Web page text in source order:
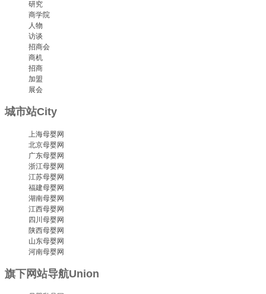
研究
商学院
人物
访谈
招商会
商机
招商
加盟
展会
城市站City
上海母婴网
北京母婴网
广东母婴网
浙江母婴网
江苏母婴网
福建母婴网
湖南母婴网
江西母婴网
四川母婴网
陕西母婴网
山东母婴网
河南母婴网
旗下网站导航Union